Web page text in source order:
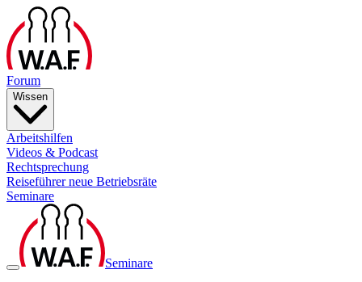
Forum
Wissen
Arbeitshilfen
Videos & Podcast
Rechtsprechung
Reiseführer neue Betriebsräte
Seminare
Seminare